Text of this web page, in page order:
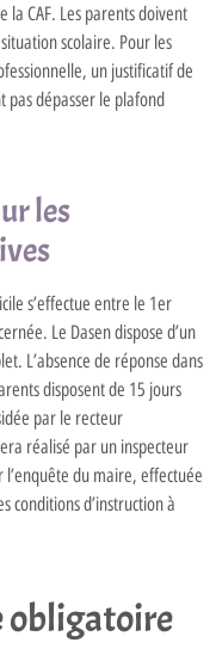
la CAF. Les parents doivent
scolaire. Pour les
un justificatif de
pas dépasser le plafond
les
s’effectue entre le 1er
Le Dasen dispose d’un
L’absence de réponse dans
disposent de 15 jours
par le recteur
réalisé par un inspecteur
l’enquête du maire, effectuée
conditions d’instruction à
obligatoire